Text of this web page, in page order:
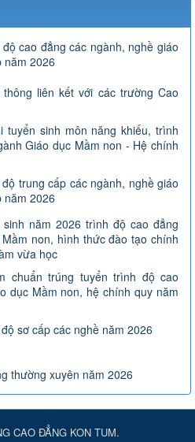
cao đẳng các ngành, nghề giáo
năm 2026
liên kết với các trường Cao
tuyển sinh môn năng khiếu, trình
Giáo dục Mầm non - Hệ chính
trung cấp các ngành, nghề giáo
năm 2026
năm 2026 trình độ cao đẳng
non, hình thức đào tạo chính
vừa học
chuẩn trúng tuyển trình độ cao
dục Mầm non, hệ chính quy năm
sơ cấp các nghề năm 2026
thường xuyên năm 2026
CAO ĐẲNG KON TUM.